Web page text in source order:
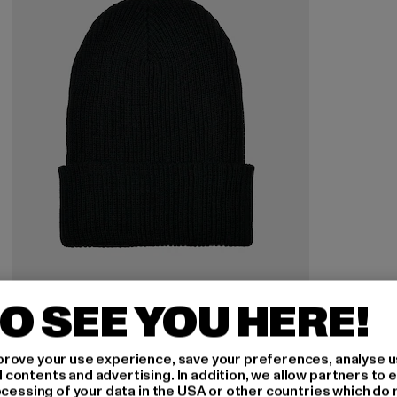
FLEXFIT
Essentials Yarn Ribbed Knit
EUR 12,99
Derzeitiger Preis: EUR 12,99
EUR 24,99Aktionspreis: EUR 24,99
SEE YOU HERE!
your use experience, save your preferences, analyse
and advertising. In addition, we allow partners to
of your data in the USA or other countries which do